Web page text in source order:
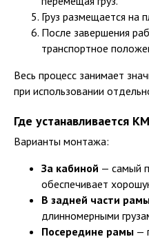
Груз размещается на
После завершения
транспортное
Весь процесс занимает
при использовании
Где устанавливается
Варианты монтажа:
За кабиной — самый
обеспечивает
В задней части
длинномерными
Посередине рамы —